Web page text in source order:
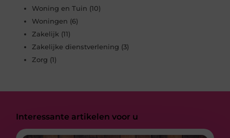
Woning en Tuin (10)
Woningen (6)
Zakelijk (11)
Zakelijke dienstverlening (3)
Zorg (1)
Interessante artikelen voor u